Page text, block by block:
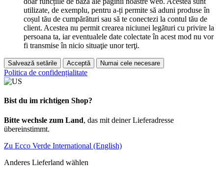
utilizate, de exemplu, pentru a-ți permite să aduni produse în
coșul tău de cumpărături sau să te conectezi la contul tău de
client. Acestea nu permit crearea niciunei legături cu privire la
persoana ta, iar eventualele date colectate în acest mod nu vor
fi transmise în nicio situaţie unor terţi.
Salvează setările Acceptă Numai cele necesare
Politica de confidențialitate
Bist du im richtigen Shop?
Bitte wechsle zum Land, das mit deiner Lieferadresse
übereinstimmt.
Zu Ecco Verde International (English)
Anderes Lieferland wählen